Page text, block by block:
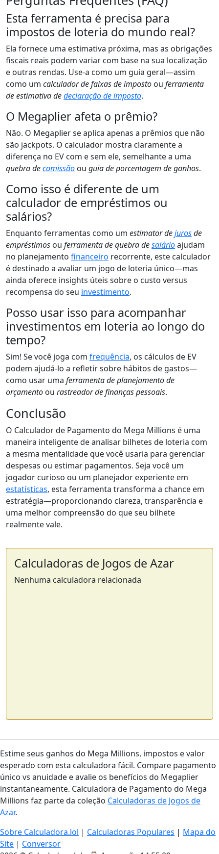
Esta ferramenta é precisa para
impostos de loteria do mundo real?
Ela fornece uma estimativa próxima, mas as obrigações
fiscais reais podem variar com base na sua localização
e outras rendas. Use-a como um guia geral—assim
como um calculador de faixas de imposto ou ferramenta
de estimativa dedeclaração de imposto.
O Megaplier afeta o prêmio?
Não. O Megaplier se aplica apenas a prêmios que não
são jackpots. O calculador mostra claramente a
diferença no EV com e sem ele, semelhante a uma
quebra decomissão ou guia de porcentagem de ganhos.
Como isso é diferente de um
calculador de empréstimos ou
salários?
Enquanto ferramentas como um estimator dejurosde
empréstimos ou ferramenta de quebra desalárioajudam
no planejamento financeiro recorrente, este calculador
é destinado a avaliar um jogo de loteria único—mas
ainda oferece insights úteis sobre o custo versus
recompensa do seu investimento.
Posso usar isso para acompanhar
investimentos em loteria ao longo do
tempo?
Sim! Se você joga com frequência, os cálculos de EV
podem ajudá-lo a refletir sobre hábitos de gastos—
como usar uma ferramenta de planejamento de
orçamento ou rastreador de finanças pessoais.
Conclusão
O Calculador de Pagamento do Mega Millions é uma
maneira inteligente de analisar bilhetes de loteria com
a mesma mentalidade que você usaria para gerenciar
despesas ou estimar pagamentos. Seja você um
jogador curioso ou um planejador experiente em
estatísticas, esta ferramenta transforma a chance em
estratégia—proporcionando clareza, transparência e
uma melhor compreensão do que seu bilhete
realmente vale.
Calculadoras de Jogos de Azar
Nenhuma calculadora relacionada
Estime seus ganhos do Mega Millions, impostos e valor
esperado com esta calculadora fácil. Compare pagamento
único vs anuidade e avalie os benefícios do Megaplier
instantaneamente. Calculadora de Pagamento do Mega
Millions faz parte da coleção Calculadoras de Jogos de
Azar.
Sobre Calculadora.lol | Calculadoras Populares | Mapa do
Site | Conversor